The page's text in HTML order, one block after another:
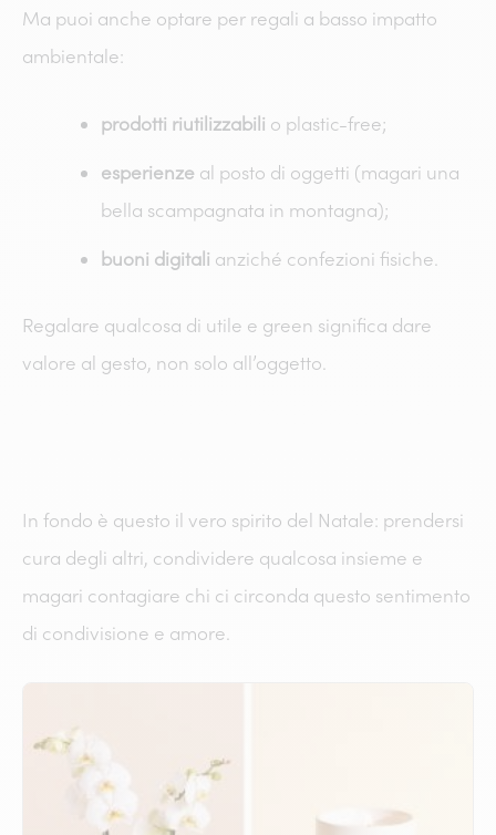
Ma puoi anche optare per regali a basso impatto
ambientale:
prodotti riutilizzabili o plastic-free;
esperienze al posto di oggetti (magari una
bella scampagnata in montagna);
buoni digitali anziché confezioni fisiche.
Regalare qualcosa di utile e green significa dare
valore al gesto, non solo all’oggetto.
In fondo è questo il vero spirito del Natale: prendersi
cura degli altri, condividere qualcosa insieme e
magari contagiare chi ci circonda questo sentimento
di condivisione e amore.